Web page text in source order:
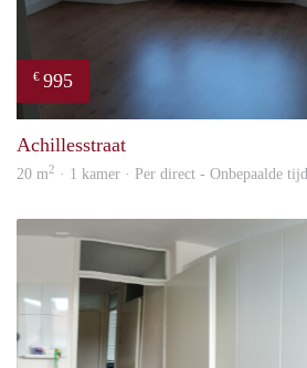
€ 995
Achillesstraat
20 m2 · 1 kamer · Per direct - Onbepaalde tijd